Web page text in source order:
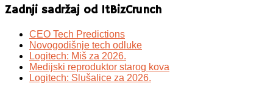
Zadnji sadržaj od ItBizCrunch
CEO Tech Predictions
Novogodišnje tech odluke
Logitech: Miš za 2026.
Medijski reproduktor starog kova
Logitech: Slušalice za 2026.